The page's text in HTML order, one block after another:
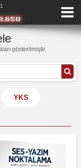
gösterilmiştir.
YKS